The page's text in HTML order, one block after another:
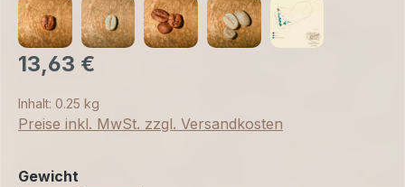
13,63 €
Inhalt: 0.25 kg
Preise inkl. MwSt. zzgl. Versandkosten
Gewicht